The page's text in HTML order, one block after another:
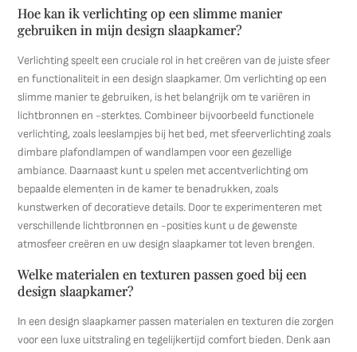
Hoe kan ik verlichting op een slimme manier
gebruiken in mijn design slaapkamer?
Verlichting speelt een cruciale rol in het creëren van de juiste sfeer
en functionaliteit in een design slaapkamer. Om verlichting op een
slimme manier te gebruiken, is het belangrijk om te variëren in
lichtbronnen en -sterktes. Combineer bijvoorbeeld functionele
verlichting, zoals leeslampjes bij het bed, met sfeerverlichting zoals
dimbare plafondlampen of wandlampen voor een gezellige
ambiance. Daarnaast kunt u spelen met accentverlichting om
bepaalde elementen in de kamer te benadrukken, zoals
kunstwerken of decoratieve details. Door te experimenteren met
verschillende lichtbronnen en -posities kunt u de gewenste
atmosfeer creëren en uw design slaapkamer tot leven brengen.
Welke materialen en texturen passen goed bij een
design slaapkamer?
In een design slaapkamer passen materialen en texturen die zorgen
voor een luxe uitstraling en tegelijkertijd comfort bieden. Denk aan